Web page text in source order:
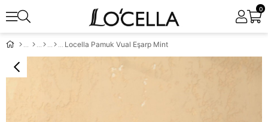
0
Locella Pamuk Vual Eşarp Mint